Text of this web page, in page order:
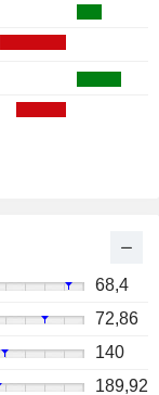
68,4
72,86
140
189,92